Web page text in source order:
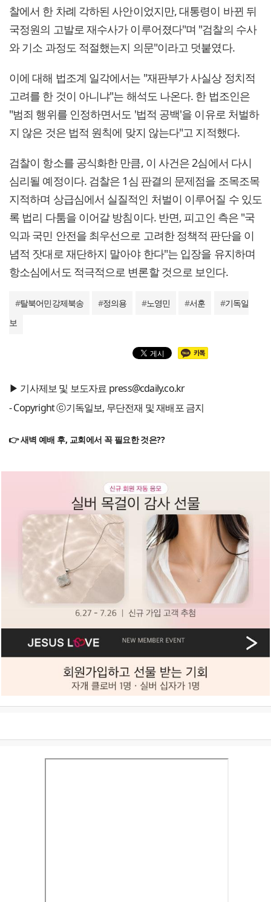
찰에서 한 차례 각하된 사안이었지만, 대통령이 바뀐 뒤
국정원의 고발로 재수사가 이루어졌다"며 "검찰의 수사
와 기소 과정도 적절했는지 의문"이라고 덧붙였다.
이에 대해 법조계 일각에서는 "재판부가 사실상 정치적
고려를 한 것이 아니냐"는 해석도 나온다. 한 법조인은
"범죄 행위를 인정하면서도 '법적 공백'을 이유로 처벌하
지 않은 것은 법적 원칙에 맞지 않는다"고 지적했다.
검찰이 항소를 공식화한 만큼, 이 사건은 2심에서 다시
심리될 예정이다. 검찰은 1심 판결의 문제점을 조목조목
지적하며 상급심에서 실질적인 처벌이 이루어질 수 있도
록 법리 다툼을 이어갈 방침이다. 반면, 피고인 측은 "국
익과 국민 안전을 최우선으로 고려한 정책적 판단을 이
념적 잣대로 재단하지 말아야 한다"는 입장을 유지하며
항소심에서도 적극적으로 변론할 것으로 보인다.
#탈북어민강제북송 #정의용 #노영민 #서훈 #기독일
보
▶ 기사제보 및 보도자료 press@cdaily.co.kr
- Copyright ⓒ기독일보, 무단전재 및 재배포 금지
👉 새벽 예배 후, 교회에서 꼭 필요한 것은??